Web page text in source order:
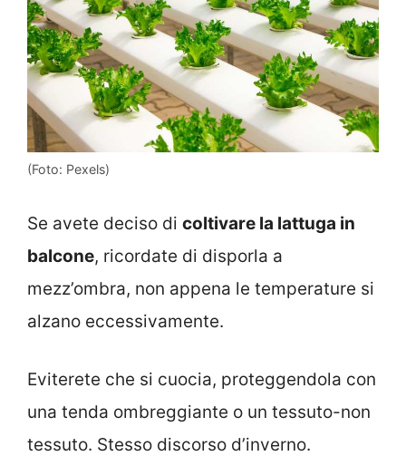
(Foto: Pexels)
Se avete deciso di coltivare la lattuga in
balcone, ricordate di disporla a
mezz’ombra, non appena le temperature si
alzano eccessivamente.
Eviterete che si cuocia, proteggendola con
una tenda ombreggiante o un tessuto-non
tessuto. Stesso discorso d’inverno.